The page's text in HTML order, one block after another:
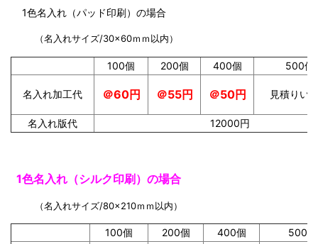
1色名入れ（パッド印刷）の場合
（名入れサイズ/30×60ｍｍ以内）
100個 200個 400個 500個
名入れ加工代 ＠60円 ＠55円 ＠50円 見積りい
名入れ版代 12000円
1色名入れ（シルク印刷）の場合
（名入れサイズ/80×210ｍｍ以内）
100個 200個 400個 500